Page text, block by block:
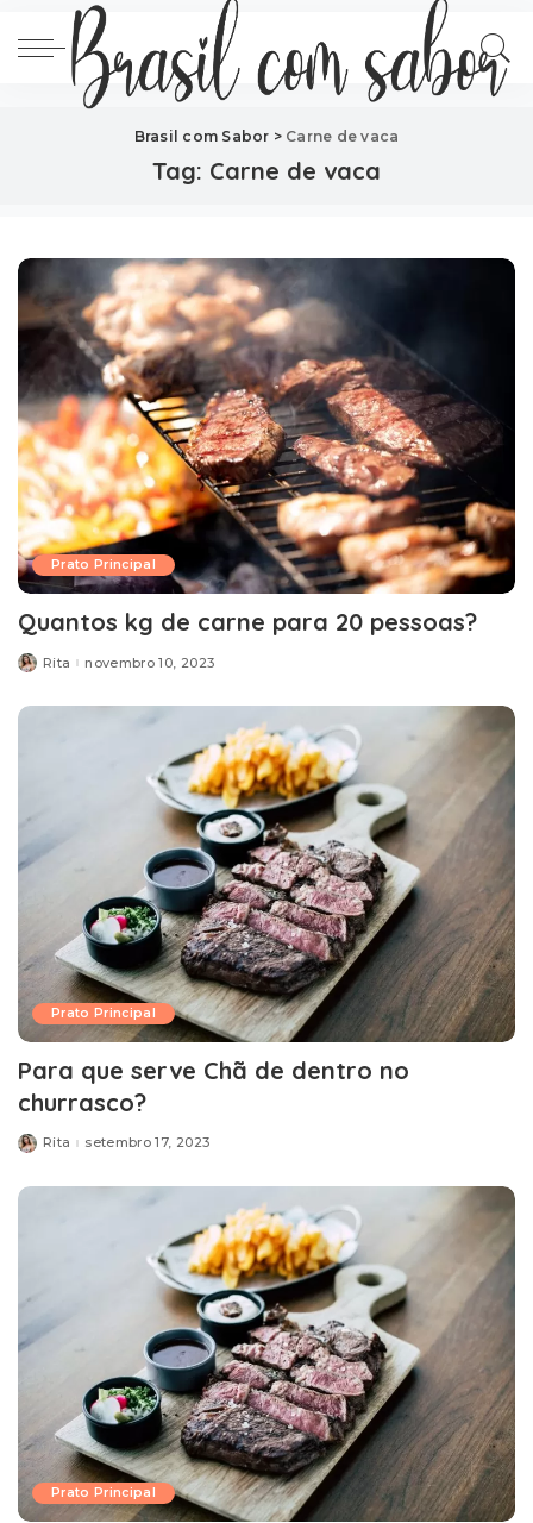
Brasil com Sabor > Carne de vaca
Tag: Carne de vaca
Prato Principal
Quantos kg de carne para 20 pessoas?
Posted
Rita novembro 10, 2023
Prato Principal
Para que serve Chã de dentro no
churrasco?
Posted
Rita setembro 17, 2023
Prato Principal